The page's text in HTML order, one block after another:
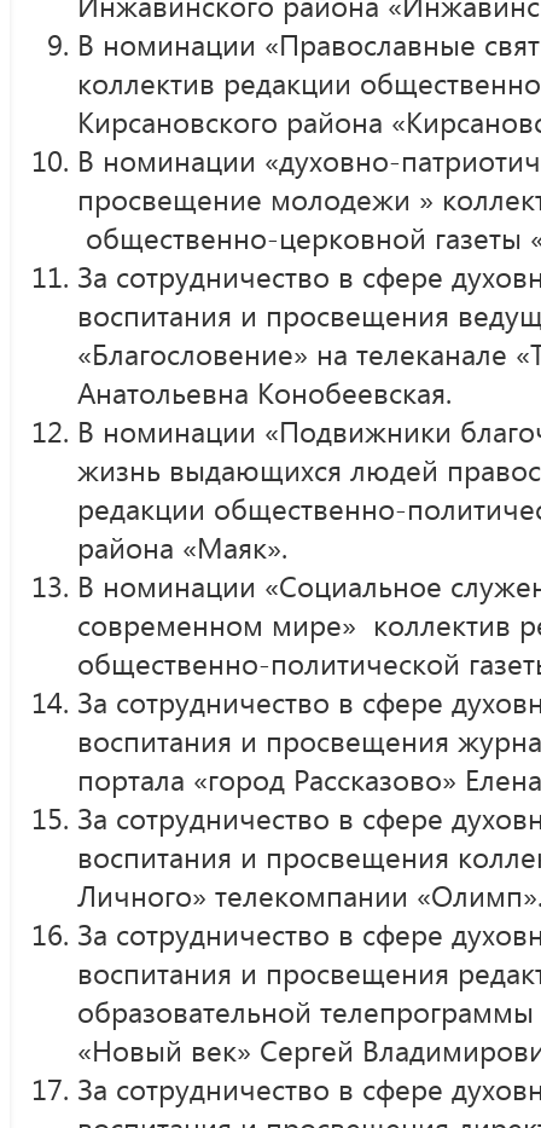
В номинации «Православные
коллектив редакции
Кирсановского района
В номинации «духовно-
просвещение молодежи »
общественно-церковной газеты
За сотрудничество в сфере
воспитания и просвещения
«Благословение» на телеканале
Анатольевна Конобеевская.
В номинации «Подвижники
жизнь выдающихся людей
редакции общественно-
района «Маяк».
В номинации «Социальное
современном мире» коллектив
общественно-политической
За сотрудничество в сфере
воспитания и просвещения
портала «город Рассказово»
За сотрудничество в сфере
воспитания и просвещения
Личного» телекомпании
За сотрудничество в сфере
воспитания и просвещения
образовательной
«Новый век» Сергей
За сотрудничество в сфере